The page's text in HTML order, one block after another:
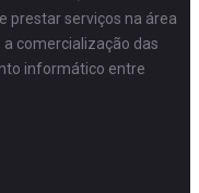
prestar serviços na área
comercialização das
informático entre